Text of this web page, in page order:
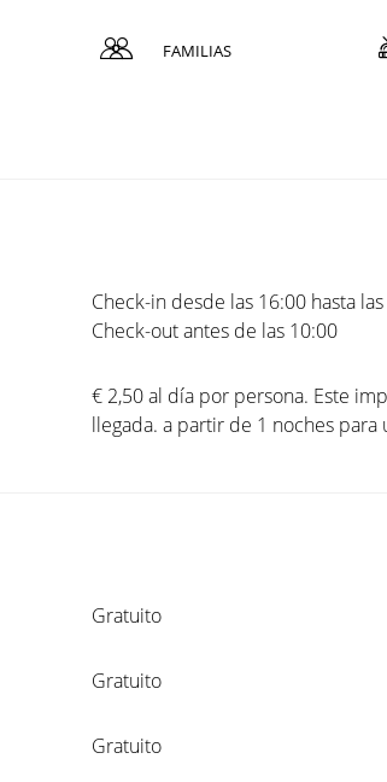
FAMILIAS
Check-in desde las 16:00 hasta
Check-out antes de las 10:00
€ 2,50 al día por persona. Este
llegada. a partir de 1 noches
Gratuito
Gratuito
Gratuito